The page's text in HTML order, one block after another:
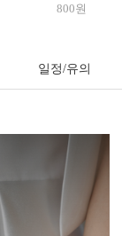
800원
일정/유의